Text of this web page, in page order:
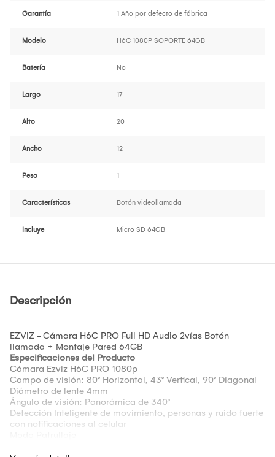
Garantía 1 Año por defecto de fábrica
Modelo H6C 1080P SOPORTE 64GB
Batería No
Largo 17
Alto 20
Ancho 12
Peso 1
Características Botón videollamada
Incluye Micro SD 64GB
Descripción
EZVIZ - Cámara H6C PRO Full HD Audio 2vías Botón
llamada + Montaje Pared 64GB
Especificaciones del Producto
Cámara Ezviz H6C PRO 1080p
Campo de visión: 80° Horizontal, 43° Vertical, 90° Diagonal
Diámetro de lente 4mm
Ángulo de visión: Panorámica de 340°
Detección Inteligente de movimiento, personas y ruido fuerte
con notificaciones al celular